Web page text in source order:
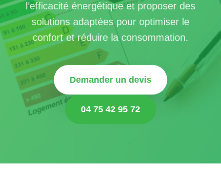
l’efficacité énergétique et proposer des
solutions adaptées pour optimiser le
confort et réduire la consommation.
Demander un devis
04 75 42 95 72